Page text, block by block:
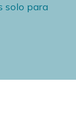
solo para